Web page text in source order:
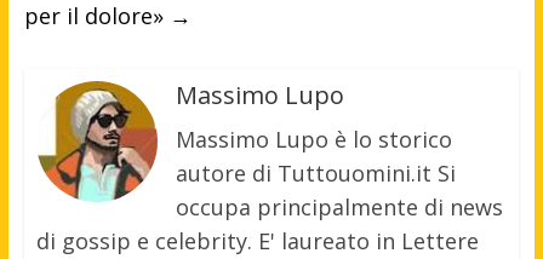
per il dolore» →
Massimo Lupo
Massimo Lupo è lo storico
autore di Tuttouomini.it Si
occupa principalmente di news
di gossip e celebrity. E' laureato in Lettere